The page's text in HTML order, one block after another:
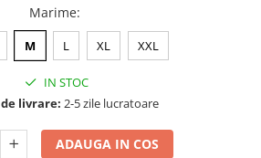
unisex
Marime:
M L XL XXL
IN STOC
livrare: 2-5 zile lucratoare
ADAUGA IN COS